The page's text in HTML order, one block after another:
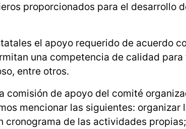
proporcionados para el desarrollo
el apoyo requerido de acuerdo
una competencia de calidad para
entre otros.
comisión de apoyo del comité
mencionar las siguientes: organizar
de las actividades